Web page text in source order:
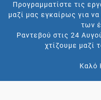
Προγραμματίστε τις
μαζί μας εγκαίρως για
των
Ραντεβού στις 24
χτίζουμε μαζί
Καλό